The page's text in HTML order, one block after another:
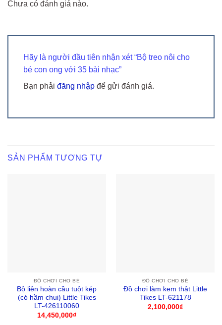
Chưa có đánh giá nào.
Hãy là người đầu tiên nhận xét “Bộ treo nôi cho
bé con ong với 35 bài nhạc”
Bạn phải đăng nhập để gửi đánh giá.
SẢN PHẨM TƯƠNG TỰ
ĐỒ CHƠI CHO BÉ
Bộ liên hoàn cầu tuột kép
(có hầm chui) Little Tikes
LT-426110060
14,450,000₫
ĐỒ CHƠI CHO BÉ
Đồ chơi làm kem thật Little
Tikes LT-621178
2,100,000₫